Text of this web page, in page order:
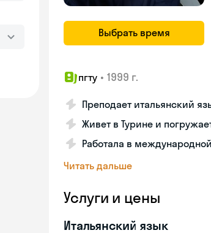
Выбрать время
пгту • 1999 г.
Преподает итальянский
Живет в Турине и
Работала в
Читать дальше
Услуги и цены
Итальянский язык